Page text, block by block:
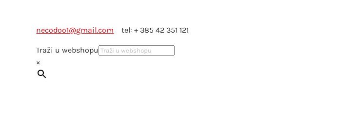
necodoo1@gmail.com tel: + 385 42 351 121
Traži u webshopu
×